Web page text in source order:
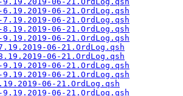
6.19.2019-06-21.OrdLog.qsh
7.19.2019-06-21.OrdLog.qsh
8.19.2019-06-21.OrdLog.qsh
9.19.2019-06-21.OrdLog.qsh
06-21.OrdLog.qsh
06-21.OrdLog.qsh
9.19.2019-06-21.OrdLog.qsh
9.19.2019-06-21.OrdLog.qsh
06-21.OrdLog.qsh
9.19.2019-06-21.OrdLog.qsh